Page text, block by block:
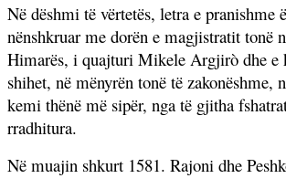
Në dëshmi të vërtetës, letra e pranishme
nënshkruar me dorën e magjistratit tonë
Himarës, i quajturi Mikele Argjirò dhe e
shihet, në mënyrën tonë të zakonëshme,
kemi thënë më sipër, nga të gjitha
rradhitura.
Në muajin shkurt 1581. Rajoni dhe